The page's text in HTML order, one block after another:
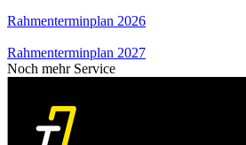
Rahmenterminplan 2026
Rahmenterminplan 2027
Noch mehr Service